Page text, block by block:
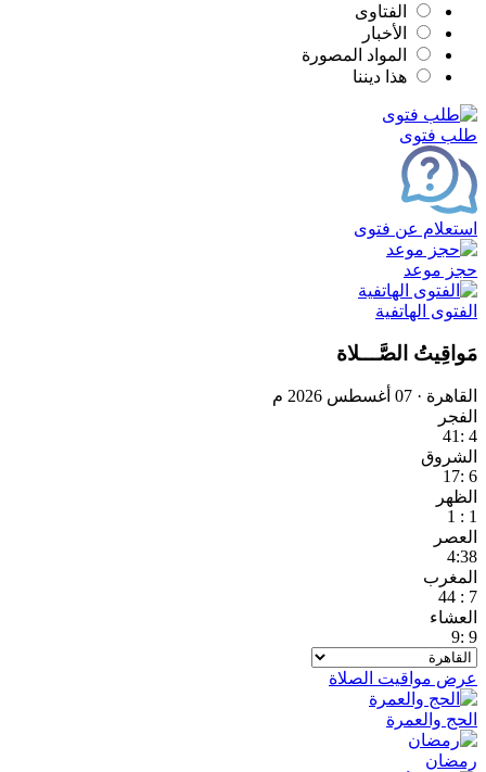
الفتاوى
الأخبار
المواد المصورة
هذا ديننا
طلب فتوى
استعلام عن فتوى
حجز موعد
الفتوى الهاتفية
مَواقِيتُ الصَّـــلاة
القاهرة · 07 أغسطس 2026 م
الفجر
4 :41
الشروق
6 :17
الظهر
1 : 1
العصر
4:38
المغرب
7 : 44
العشاء
9 :9
عرض مواقيت الصلاة
الحج والعمرة
رمضان